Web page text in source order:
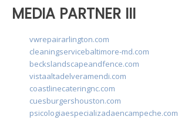
MEDIA PARTNER III
vwrepairarlington.com
cleaningservicebaltimore-md.com
beckslandscapeandfence.com
vistaaltadelveramendi.com
coastlinecateringnc.com
cuesburgershouston.com
psicologiaespecializadaencampeche.com